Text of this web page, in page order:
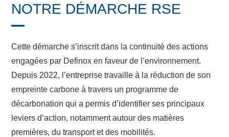
NOTRE DÉMARCHE RSE
Cette démarche s’inscrit dans la continuité des actions
engagées par Definox en faveur de l’environnement.
Depuis 2022, l’entreprise travaille à la réduction de son
empreinte carbone à travers un programme de
décarbonation qui a permis d’identifier ses principaux
leviers d’action, notamment autour des matières
premières, du transport et des mobilités.